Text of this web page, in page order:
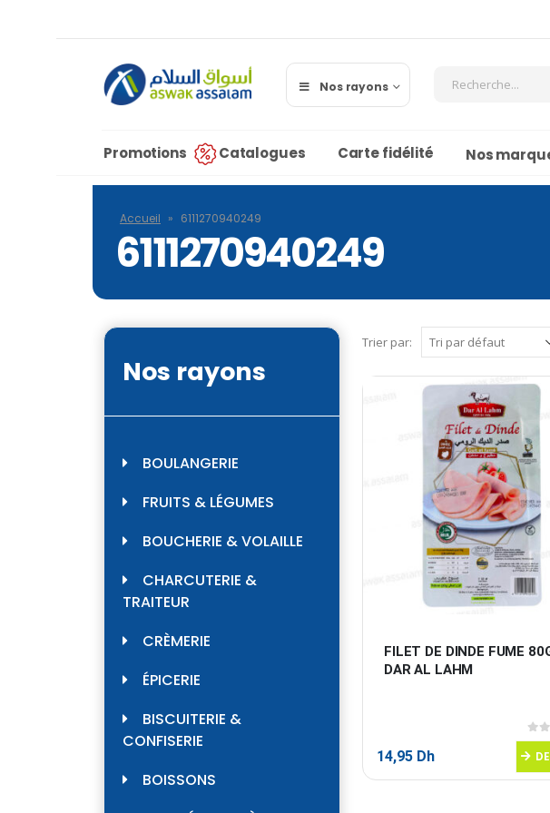
Nos rayons
Promotions Catalogues Carte fidélité Nos
Accueil » 6111270940249
6111270940249
Trier par:
FILET DE DINDE FUME
DAR AL LAHM
0
14,95 Dh
Nos rayons
BOULANGERIE
FRUITS & LÉGUMES
BOUCHERIE & VOLAILLE
CHARCUTERIE &
TRAITEUR
CRÈMERIE
ÉPICERIE
BISCUITERIE &
CONFISERIE
BOISSONS